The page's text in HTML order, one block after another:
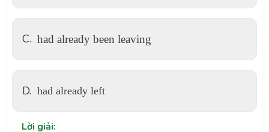
C. had already been leaving
D. had already left
Lời giải: